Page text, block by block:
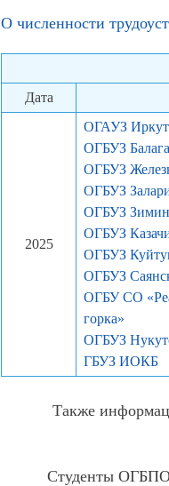
О численности
Дата
2025
ОГАУЗ
ОГБУЗ
ОГБУЗ
ОГБУЗ
ОГБУЗ
ОГБУЗ
ОГБУЗ
ОГБУЗ
ОГБУ СО
горка»
ОГБУЗ
ГБУЗ ИОКБ
Также
Студенты